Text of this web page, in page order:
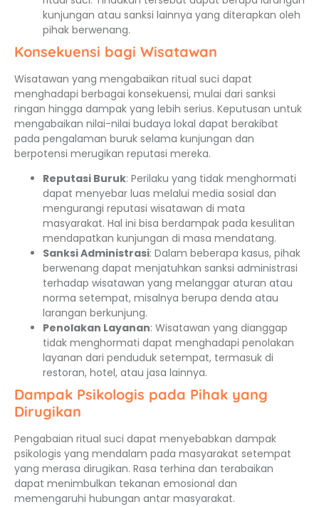
kunjungan atau sanksi lainnya yang diterapkan oleh
pihak berwenang.
Konsekuensi bagi Wisatawan
Wisatawan yang mengabaikan ritual suci dapat
menghadapi berbagai konsekuensi, mulai dari sanksi
ringan hingga dampak yang lebih serius. Keputusan untuk
mengabaikan nilai-nilai budaya lokal dapat berakibat
pada pengalaman buruk selama kunjungan dan
berpotensi merugikan reputasi mereka.
Reputasi Buruk: Perilaku yang tidak menghormati
dapat menyebar luas melalui media sosial dan
mengurangi reputasi wisatawan di mata
masyarakat. Hal ini bisa berdampak pada kesulitan
mendapatkan kunjungan di masa mendatang.
Sanksi Administrasi: Dalam beberapa kasus, pihak
berwenang dapat menjatuhkan sanksi administrasi
terhadap wisatawan yang melanggar aturan atau
norma setempat, misalnya berupa denda atau
larangan berkunjung.
Penolakan Layanan: Wisatawan yang dianggap
tidak menghormati dapat menghadapi penolakan
layanan dari penduduk setempat, termasuk di
restoran, hotel, atau jasa lainnya.
Dampak Psikologis pada Pihak yang
Dirugikan
Pengabaian ritual suci dapat menyebabkan dampak
psikologis yang mendalam pada masyarakat setempat
yang merasa dirugikan. Rasa terhina dan terabaikan
dapat menimbulkan tekanan emosional dan
memengaruhi hubungan antar masyarakat.